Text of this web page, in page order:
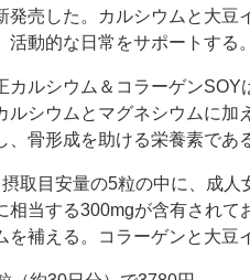
発売した。カルシウムと大
活動的な日常をサポートする。
ルシウム＆コラーゲンSOY
ルシウムとマグネシウムに加
、骨形成を助ける栄養素であ
取目安量の5粒の中に、成人
相当する300mgが含有されて
を補える。コラーゲンと大豆